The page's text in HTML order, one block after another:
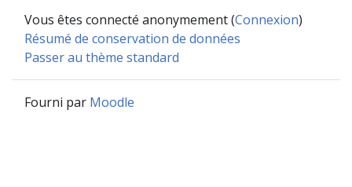
Vous êtes connecté anonymement (Connexion)
Résumé de conservation de données
Passer au thème standard
Fourni par Moodle